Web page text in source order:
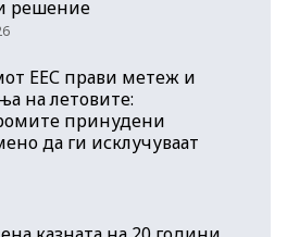
решение
ЕЕС прави метеж и
на летовите:
принудени
да ги исклучуваат